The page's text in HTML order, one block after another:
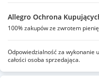
Allegro Ochrona
100% zakupów ze zwrotem
Odpowiedzialność za wykonanie
całości osoba sprzedająca.